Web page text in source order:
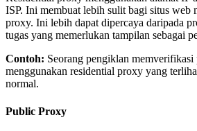
ISP. Ini membuat lebih sulit bagi situs web
proxy. Ini lebih dapat dipercaya daripada
tugas yang memerlukan tampilan sebagai
Contoh: Seorang pengiklan memverifikasi
menggunakan residential proxy yang
normal.
Public Proxy